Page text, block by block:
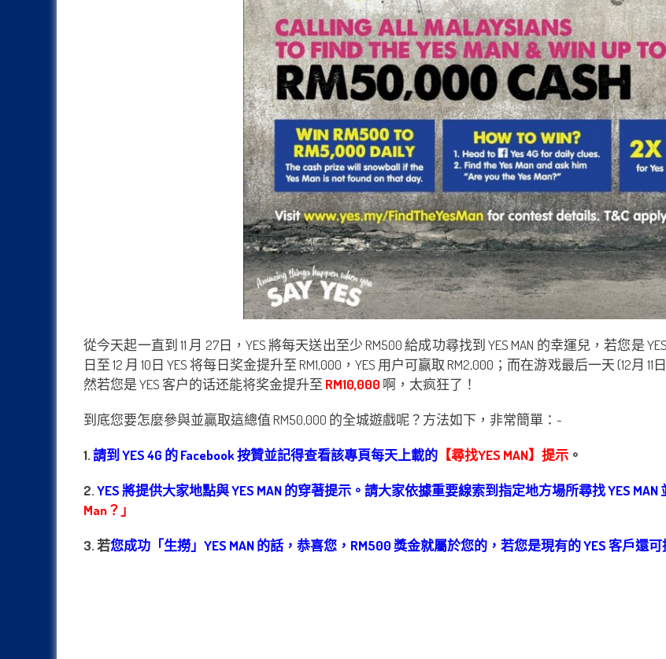
從今天起一直到 11 月 27日，YES 將每天送出至少 RM500 給成功尋找到 YES MAN 的幸運兒，若您是
日至 12 月 10日 YES 将每日奖金提升至 RM1,000，YES 用户可赢取 RM2,000；而在游戏最后一天 (12月 11
然若您是 YES 客户的话还能将奖金提升至 RM10,000 啊，太疯狂了！
到底您要怎麼參與並贏取這總值 RM50,000 的全城遊戲呢？方法如下，非常簡單：-
1.請到 YES 4G 的 Facebook 按贊並記得查看該專頁每天上載的 【尋找YES MAN】提示 。
2.YES 將提供大家地點與 YES MAN 的穿著提示。請大家依據重要線索到指定地方場所尋找 YES MAN
Man？」
3. 若您成功「生撈」YES MAN 的話，恭喜您，RM500 獎金就屬於您的，若您是現有的 YES 客戶還